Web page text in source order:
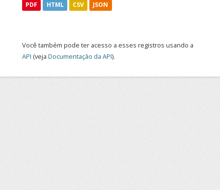
PDF HTML CSV JSON
Você também pode ter acesso a esses registros usando a
API (veja Documentação da API).